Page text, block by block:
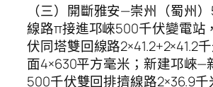
（三）開斷雅安—崇州（蜀州
線路π接進邛崍500千伏變電站
伏同塔雙回線路2×41.2+2×41.2
面4×630平方毫米；新建邛崍—
500千伏雙回排擠線路2×36.9